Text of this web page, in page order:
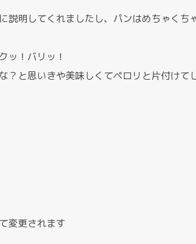
説明してくれましたし、パンはめちゃくち
ッ！バリッ！
と思いきや美味しくてペロリと片付けて
変更されます